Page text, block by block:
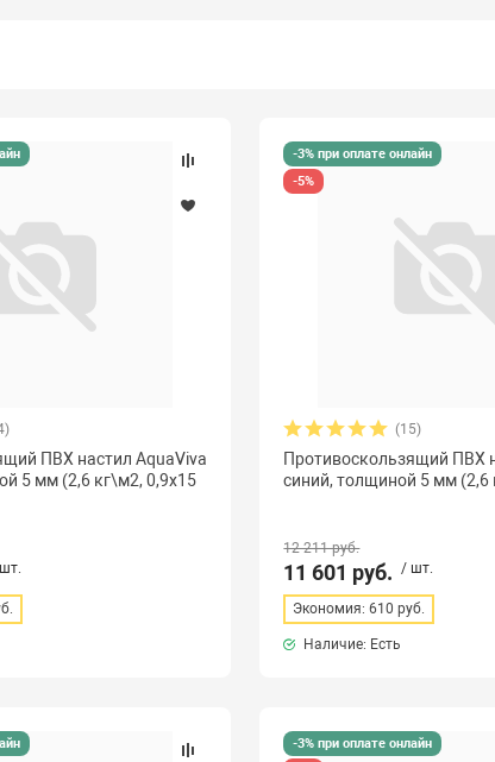
ПВХ настил AquaViva
5 мм (2,6 кг\м2, 0,9х15
-3% при оплате онлайн
-5%
(15)
Противоскользящий ПВХ
синий, толщиной 5 мм (2,6
12 211 руб.
11 601 руб. / шт.
Экономия: 610 руб.
Наличие: Есть
-3% при оплате онлайн